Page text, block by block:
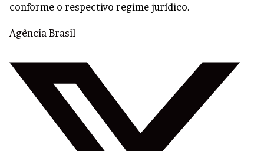
conforme o respectivo regime jurídico.
Agência Brasil